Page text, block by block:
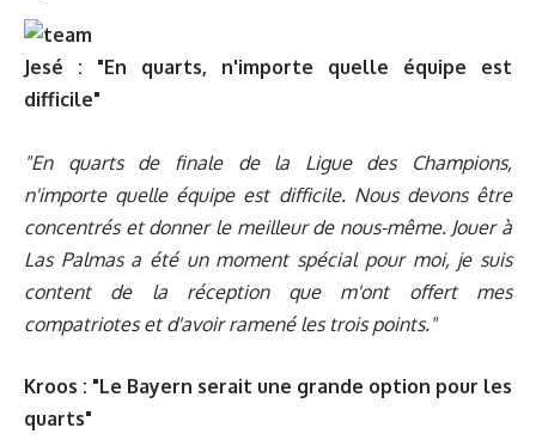
Jesé : "En quarts, n'importe quelle équipe est
difficile"
"En quarts de finale de la Ligue des Champions,
n'importe quelle équipe est difficile. Nous devons être
concentrés et donner le meilleur de nous-même. Jouer à
Las Palmas a été un moment spécial pour moi, je suis
content de la réception que m'ont offert mes
compatriotes et d'avoir ramené les trois points."
Kroos : "Le Bayern serait une grande option pour les
quarts"